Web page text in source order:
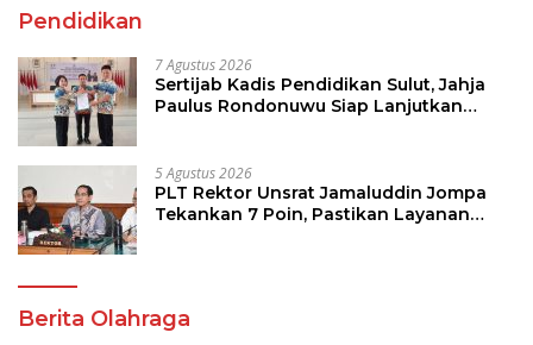
Pendidikan
7 Agustus 2026
Sertijab Kadis Pendidikan Sulut, Jahja
Paulus Rondonuwu Siap Lanjutkan
5 Agustus 2026
PLT Rektor Unsrat Jamaluddin Jompa
Tekankan 7 Poin, Pastikan Layanan
Berita Olahraga